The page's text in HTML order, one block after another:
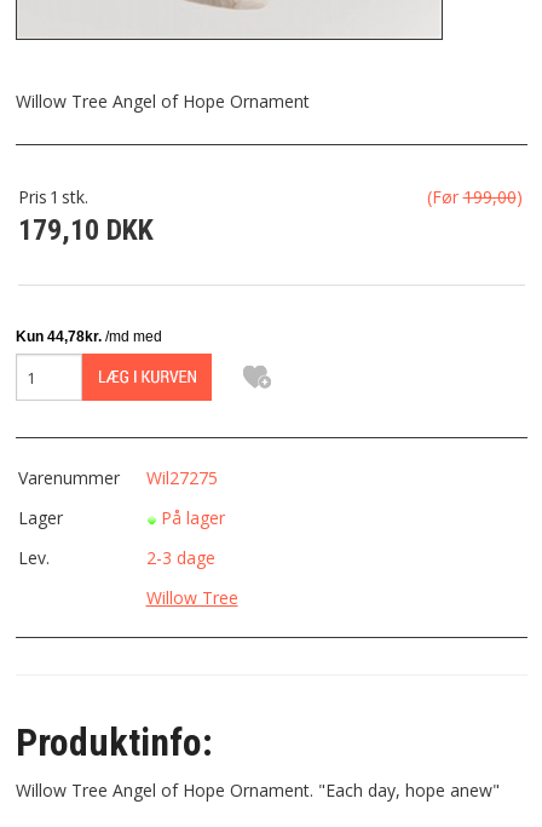
FRAGT
KONTAKT
FORTRYDELSESRET
Willow Tree Angel of Hope Ornament
Pris 1 stk. (Før199,00)
179,10 DKK
Varenummer
Wil27275
Lager
På lager
Lev.
2-3 dage
Willow Tree
Produktinfo:
Willow Tree Angel of Hope Ornament. "Each day, hope anew"